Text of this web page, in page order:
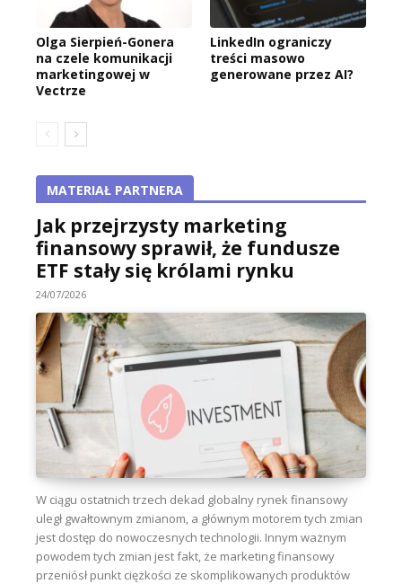
Olga Sierpień-Gonera
na czele komunikacji
marketingowej w
Vectrze
LinkedIn ograniczy
treści masowo
generowane przez AI?
MATERIAŁ PARTNERA
Jak przejrzysty marketing
finansowy sprawił, że fundusze
ETF stały się królami rynku
24/07/2026
W ciągu ostatnich trzech dekad globalny rynek finansowy
uległ gwałtownym zmianom, a głównym motorem tych zmian
jest dostęp do nowoczesnych technologii. Innym ważnym
powodem tych zmian jest fakt, że marketing finansowy
przeniósł punkt ciężkości ze skomplikowanych produktów